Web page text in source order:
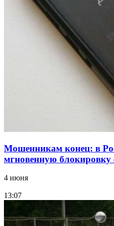
парке прошёл
Волгоградские
заключены контракты
Мошенникам конец: в
мгновенную
4 июня
13:07